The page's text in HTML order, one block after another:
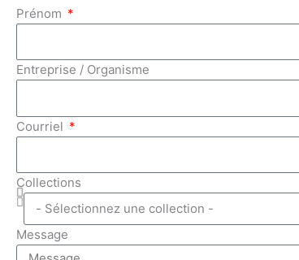
Prénom
Entreprise / Organisme
Courriel
Collections
Message